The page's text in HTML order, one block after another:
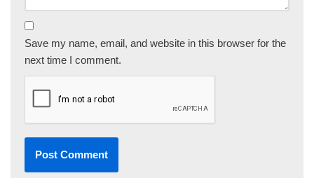
Save my name, email, and website in this browser for the
next time I comment.